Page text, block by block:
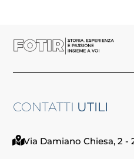
CONTATTI UTILI
Via Damiano Chiesa, 2 -